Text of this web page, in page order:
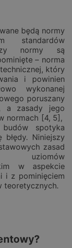
będą normy
standardów
normy są
– norma
który
i powinien
wykonanej
poruszany
a zasady jego
normach [4, 5],
budów spotyka
Niniejszy
zasad
uziomów
w aspekcie
i z pominięciem
teoretycznych.